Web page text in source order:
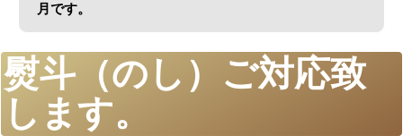
月です。
熨斗（のし）ご対応致
します。